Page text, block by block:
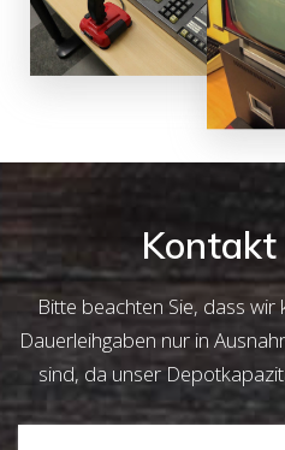
Bitte beachten Sie, dass
Dauerleihgaben nur in
sind, da unser